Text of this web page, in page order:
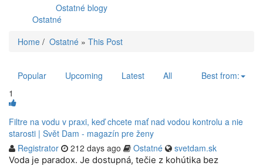
Ostatné blogy
Ostatné
Home / Ostatné » This Post
Popular Upcoming Latest All
Best from:
1
Filtre na vodu v praxi, keď chcete mať nad vodou kontrolu a nie
starosti | Svět Dam - magazín pre ženy
Registrator
212 days ago Ostatné svetdam.sk
Voda je paradox. Je dostupná, tečie z kohútika bez